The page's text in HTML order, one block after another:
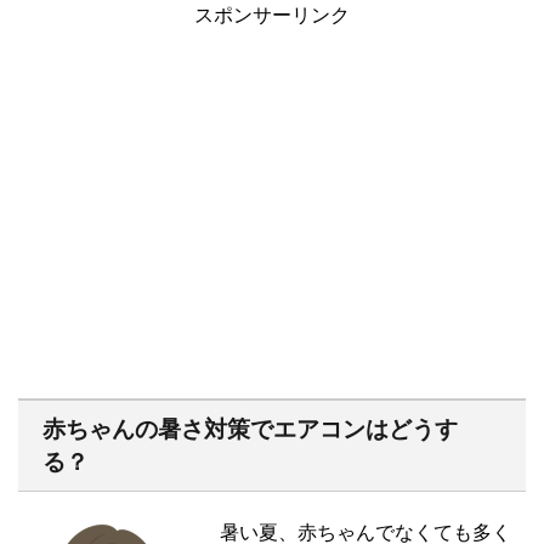
スポンサーリンク
赤ちゃんの暑さ対策でエアコンはどうす
る？
暑い夏、赤ちゃんでなくても多く